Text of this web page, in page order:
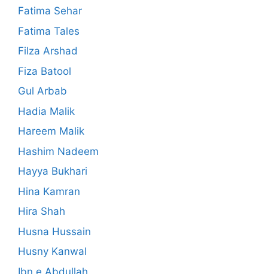
Fatima Sehar
Fatima Tales
Filza Arshad
Fiza Batool
Gul Arbab
Hadia Malik
Hareem Malik
Hashim Nadeem
Hayya Bukhari
Hina Kamran
Hira Shah
Husna Hussain
Husny Kanwal
Ibn e Abdullah